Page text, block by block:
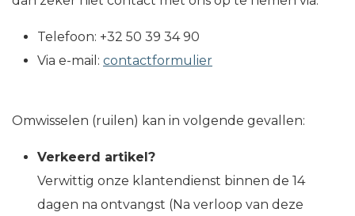
Telefoon: +32 50 39 34 90
Via e-mail: contactformulier
Omwisselen (ruilen) kan in volgende gevallen:
Verkeerd artikel?
Verwittig onze klantendienst binnen de 14
dagen na ontvangst (Na verloop van deze